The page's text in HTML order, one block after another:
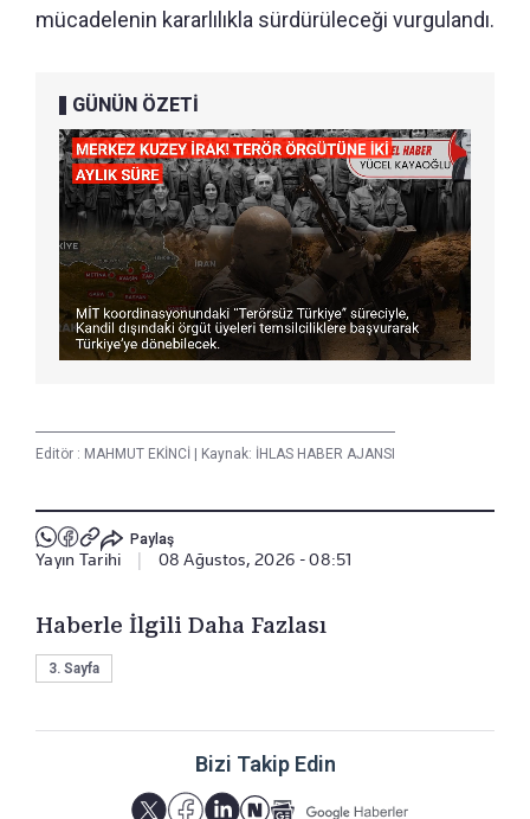
mücadelenin kararlılıkla sürdürüleceği vurgulandı.
GÜNÜN ÖZETİ
Editör : MAHMUT EKİNCİ Kaynak: İHLAS HABER AJANSI
Paylaş
Yayın Tarihi 08 Ağustos, 2026 - 08:51
Haberle İlgili Daha Fazlası
3. Sayfa
Bizi Takip Edin